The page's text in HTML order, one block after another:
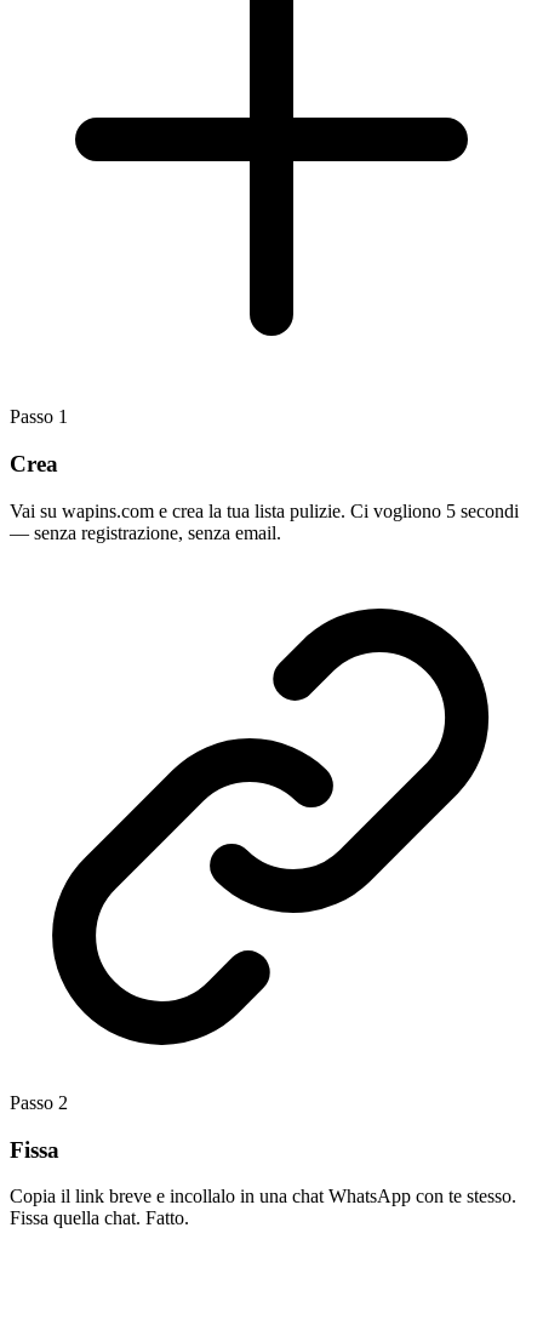
Passo 1
Crea
Vai su wapins.com e crea la tua lista pulizie. Ci vogliono 5 secondi
— senza registrazione, senza email.
Passo 2
Fissa
Copia il link breve e incollalo in una chat WhatsApp con te stesso.
Fissa quella chat. Fatto.